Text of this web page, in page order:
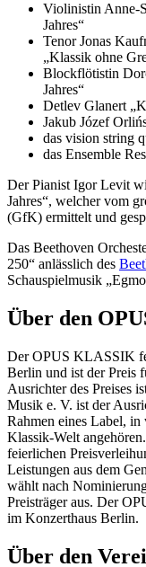
Violinistin Anne-
Jahres“
Tenor Jonas
„Klassik ohne
Blockflötistin
Jahres“
Detlev Glanert
Jakub Józef
das vision string
das Ensemble
Der Pianist Igor Levit
Jahres“, welcher vom
(GfK) ermittelt und
Das Beethoven
250“ anlässlich des
Schauspielmusik
Über den
Der OPUS KLASSIK
Berlin und ist der Preis
Ausrichter des Preises
Musik e. V. ist der
Rahmen eines Label, in
Klassik-Welt
feierlichen
Leistungen aus dem
wählt nach
Preisträger aus. Der
im Konzerthaus Berlin.
Über den